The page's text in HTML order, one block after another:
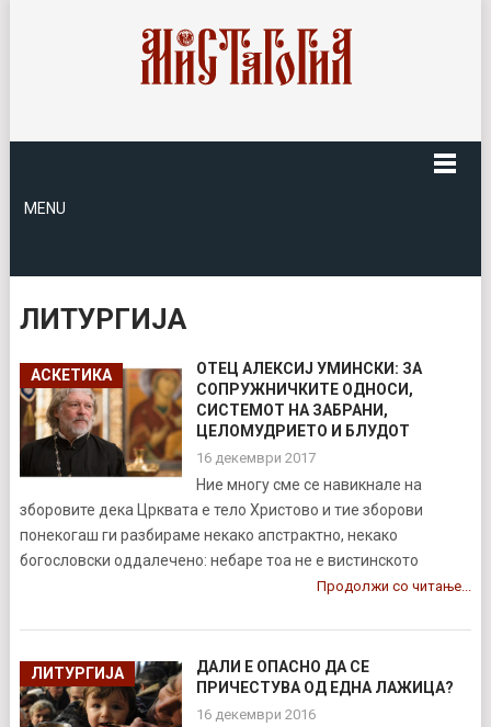
MENU
ЛИТУРГИЈА
АСКЕТИКА
ОТЕЦ АЛЕКСИЈ УМИНСКИ: ЗА
СОПРУЖНИЧКИТЕ ОДНОСИ,
СИСТЕМОТ НА ЗАБРАНИ,
ЦЕЛОМУДРИЕТО И БЛУДОТ
16 декември 2017
Ние многу сме се навикнале на
зборовите дека Црквата е тело Христово и тие зборови
понекогаш ги разбираме некако апстрактно, некако
богословски оддалечено: небаре тоа не е вистинското
Продолжи со читање...
ЛИТУРГИЈА
ДАЛИ Е ОПАСНО ДА СЕ
ПРИЧЕСТУВА ОД ЕДНА ЛАЖИЦА?
16 декември 2016